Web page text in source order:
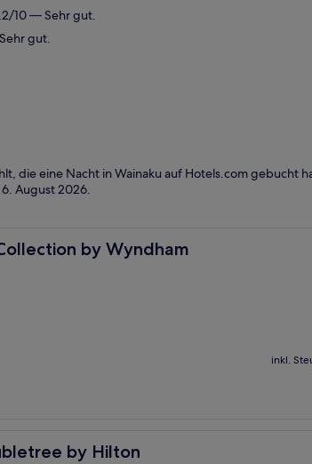
10 — Sehr gut.
gut.
die eine Nacht in Wainaku auf Hotels.com gebucht
6. August 2026.
by Wyndham
by Wyndham
inkl.
by Hilton
Hilton